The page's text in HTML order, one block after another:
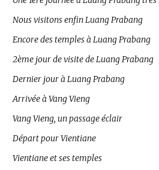
Nous visitons enfin Luang Prabang
Encore des temples à Luang Prabang
2ème jour de visite de Luang Prabang
Dernier jour à Luang Prabang
Arrivée à Vang Vieng
Vang Vieng, un passage éclair
Départ pour Vientiane
Vientiane et ses temples